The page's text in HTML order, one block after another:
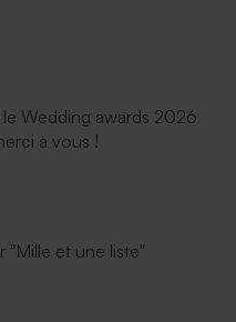
Wedding awards 2026
à vous !
"Mille et une liste"